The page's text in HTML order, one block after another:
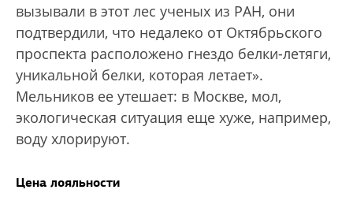
вызывали в этот лес ученых из РАН, они
подтвердили, что недалеко от Октябрьского
проспекта расположено гнездо белки-летяги,
уникальной белки, которая летает».
Мельников ее утешает: в Москве, мол,
экологическая ситуация еще хуже, например,
воду хлорируют.
Цена лояльности